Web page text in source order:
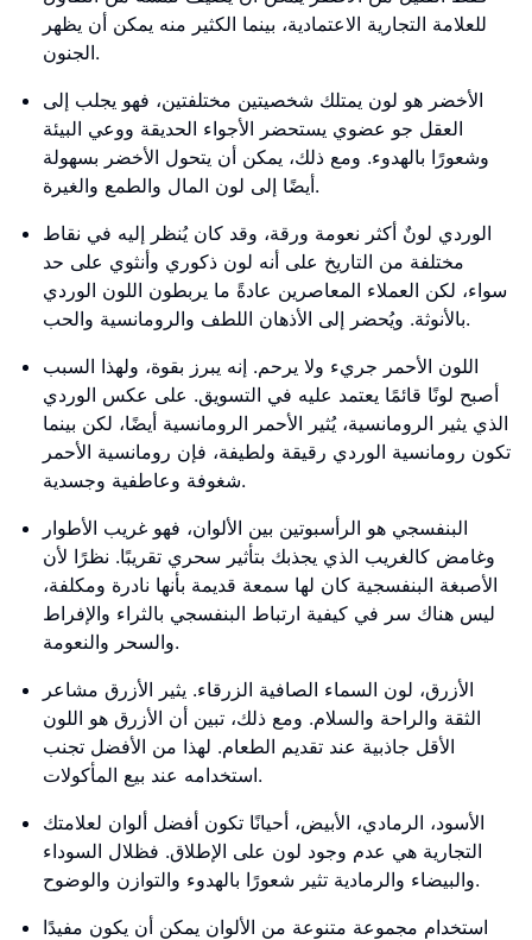
للعلامة التجارية الاعتمادية، بينما الكثير منه يمكن أن يظهر
الجنون.
الأخضر هو لون يمتلك شخصيتين مختلفتين، فهو يجلب إلى
العقل جو عضوي يستحضر الأجواء الحديقة ووعي البيئة
وشعورًا بالهدوء. ومع ذلك، يمكن أن يتحول الأخضر بسهولة
أيضًا إلى لون المال والطمع والغيرة.
الوردي لونٌ أكثر نعومة ورقة، وقد كان يُنظر إليه في نقاط
مختلفة من التاريخ على أنه لون ذكوري وأنثوي على حد
سواء، لكن العملاء المعاصرين عادةً ما يربطون اللون الوردي
بالأنوثة. ويُحضر إلى الأذهان اللطف والرومانسية والحب.
اللون الأحمر جريء ولا يرحم. إنه يبرز بقوة، ولهذا السبب
أصبح لونًا قائمًا يعتمد عليه في التسويق. على عكس الوردي
الذي يثير الرومانسية، يُثير الأحمر الرومانسية أيضًا، لكن بينما
تكون رومانسية الوردي رقيقة ولطيفة، فإن رومانسية الأحمر
شغوفة وعاطفية وجسدية.
البنفسجي هو الرأسبوتين بين الألوان، فهو غريب الأطوار
وغامض كالغريب الذي يجذبك بتأثير سحري تقريبًا. نظرًا لأن
الأصبغة البنفسجية كان لها سمعة قديمة بأنها نادرة ومكلفة،
ليس هناك سر في كيفية ارتباط البنفسجي بالثراء والإفراط
والسحر والنعومة.
الأزرق، لون السماء الصافية الزرقاء. يثير الأزرق مشاعر
الثقة والراحة والسلام. ومع ذلك، تبين أن الأزرق هو اللون
الأقل جاذبية عند تقديم الطعام. لهذا من الأفضل تجنب
استخدامه عند بيع المأكولات.
الأسود، الرمادي، الأبيض، أحيانًا تكون أفضل ألوان لعلامتك
التجارية هي عدم وجود لون على الإطلاق. فظلال السوداء
والبيضاء والرمادية تثير شعورًا بالهدوء والتوازن والوضوح.
استخدام مجموعة متنوعة من الألوان يمكن أن يكون مفيدًا